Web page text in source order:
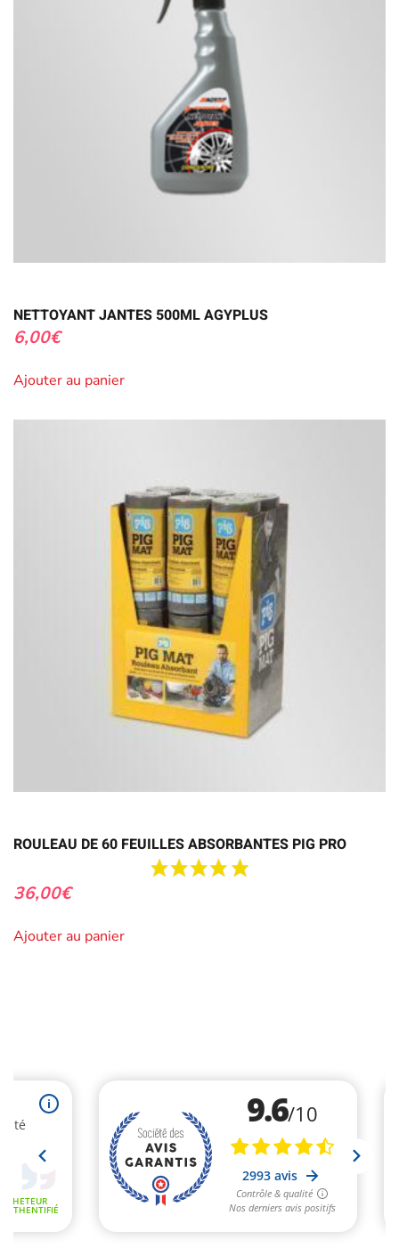
NETTOYANT JANTES 500ML AGYPLUS
6,00€
Ajouter au panier
ROULEAU DE 60 FEUILLES ABSORBANTES PIG PRO
36,00€
Ajouter au panier